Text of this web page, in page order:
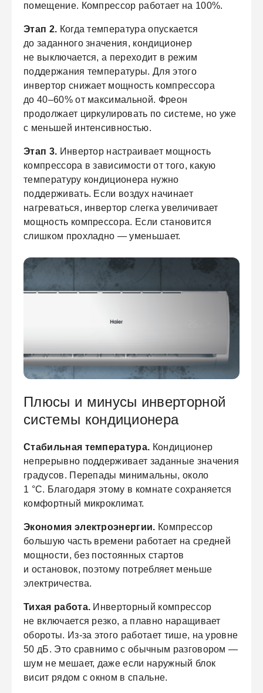
помещение. Компрессор работает на 100%.
Этап 2. Когда температура опускается
до заданного значения, кондиционер
не выключается, а переходит в режим
поддержания температуры. Для этого
инвертор снижает мощность компрессора
до 40–60% от максимальной. Фреон
продолжает циркулировать по системе, но уже
с меньшей интенсивностью.
Этап 3. Инвертор настраивает мощность
компрессора в зависимости от того, какую
температуру кондиционера нужно
поддерживать. Если воздух начинает
нагреваться, инвертор слегка увеличивает
мощность компрессора. Если становится
слишком прохладно — уменьшает.
Плюсы и минусы инверторной
системы кондиционера
Стабильная температура. Кондиционер
непрерывно поддерживает заданные значения
градусов. Перепады минимальны, около
1 °C. Благодаря этому в комнате сохраняется
комфортный микроклимат.
Экономия электроэнергии. Компрессор
большую часть времени работает на средней
мощности, без постоянных стартов
и остановок, поэтому потребляет меньше
электричества.
Тихая работа. Инверторный компрессор
не включается резко, а плавно наращивает
обороты. Из-за этого работает тише, на уровне
50 дБ. Это сравнимо с обычным разговором —
шум не мешает, даже если наружный блок
висит рядом с окном в спальне.